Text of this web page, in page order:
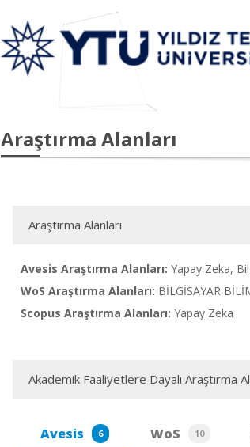
Araştırma Alanları
Araştırma Alanları
Avesis Araştırma Alanları: Yapay Zeka,
WoS Araştırma Alanları: BİLGİSAYAR
Scopus Araştırma Alanları: Yapay Zeka
Akademik Faaliyetlere Dayalı Araştırma
Avesis 6 WoS 10